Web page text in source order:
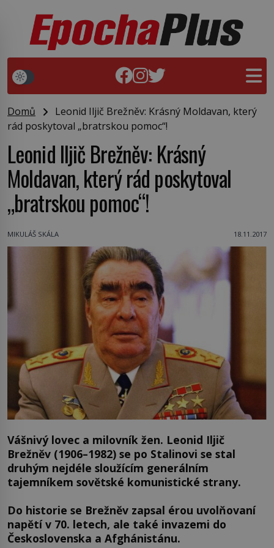
Domů
Leonid Iljič Brežněv: Krásný Moldavan, který
rád poskytoval „bratrskou pomoc“!
Leonid Iljič Brežněv: Krásný
Moldavan, který rád poskytoval
„bratrskou pomoc“!
MIKULÁŠ SKÁLA 18.11.2017
Vášnivý lovec a milovník žen. Leonid Iljič
Brežněv (1906–1982) se po Stalinovi se stal
druhým nejdéle sloužícím generálním
tajemníkem sovětské komunistické strany.
Do historie se Brežněv zapsal érou uvolňovaní
napětí v 70. letech, ale také invazemi do
Československa a Afghánistánu.